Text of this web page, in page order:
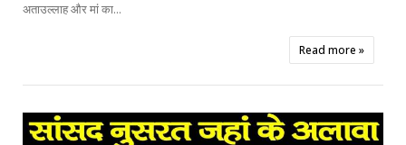
अताउल्लाह और मां का...
Read more »